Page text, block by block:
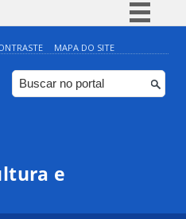
Simplifique!
Comunica BR
Participe
MAPA DO SITE
e